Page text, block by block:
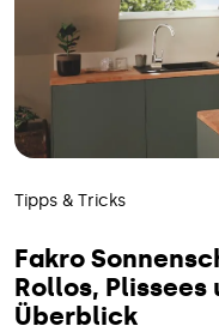
Tipps & Tricks
Fakro
Rollos, Plissees
Überblick